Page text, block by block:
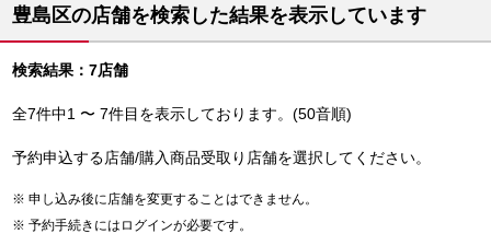
豊島区の店舗を検索した結果を表示しています
検索結果：7店舗
全7件中1 〜 7件目を表示しております。(50音順)
予約申込する店舗/購入商品受取り店舗を選択してください。
申し込み後に店舗を変更することはできません。
予約手続きにはログインが必要です。